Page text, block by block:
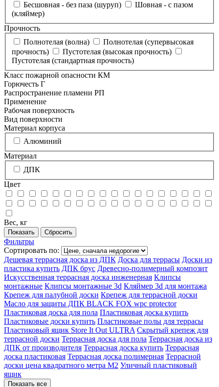
Бесшовная - без паза (шуруп)
Шовная - с пазом
(кляймер)
Прочность
Полнотелая (волна)
Полнотелая (супервысокая
прочность)
Пустотелая (высокая прочность)
Пустотелая (стандартная прочность)
Класс пожарной опасности КМ
Горючесть Г
Распространение пламени РП
Применение
Рабочая поверхность
Вид поверхности
Материал корпуса
Алюминий
Материал
ДПК
Цвет
Вес, кг
Фильтры
Сортировать по:
Дешевая террасная доска из ДПК Доска для террасы Доски из
пластика купить ДПК брус Древесно-полимерный композит
Искусственная террасная доска инженерная Клипсы
монтажные Клипсы монтажные 3d Кляймер 3d для монтажа
Крепеж для палубной доски Крепеж для террасной доски
Масло для защиты ДПК BLACK FOX wpc protector
Пластиковая доска для пола Пластиковая доска купить
Пластиковые доски купить Пластиковые полы для террасы
Пластиковый ящик Store It Out ULTRA Скрытый крепеж для
террасной доски Террасная доска для пола Террасная доска из
ДПК от производителя Террасная доска купить Террасная
доска пластиковая Террасная доска полимерная Террасной
доски цена квадратного метра М2 Уличный пластиковый
ящик
Показать все